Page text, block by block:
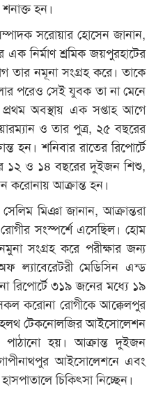
হন।
সরোয়ার হোসেন জানান,
নির্মাণ শ্রমিক জয়পুরহাটের
তার নমূনা সংগ্রহ করে। তাকে
পরেও সেই যুবক তা না মেনে
অবস্থায় এক সপ্তাহ আগে
ও তার পুত্র, ২৫ বছরের
শনিবার রাতের রিপোর্টে
১২ ও ১৪ বছরের দুইজন শিশু,
আক্রান্ত হন।
মিঞা জানান, আক্রান্তরা
সংস্পর্শে এসেছিল। হোম
সংগ্রহ করে পরীক্ষার জন্য
ল্যাবেরেটরী মেডিসিন এন্ড
রিপোর্টে ৩১৯ জনের মধ্যে ১৯
করোনা রোগীকে আক্কেলপুর
টেকনোলজির আইসোলেশন
পাঠানো হয়। আক্রান্ত দুইজন
আইসোলেশনে এবং
চিকিৎসা নিচ্ছেন।